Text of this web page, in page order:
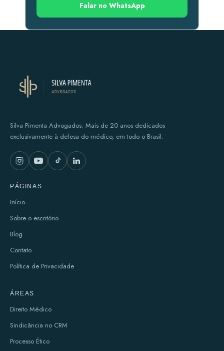
Falar no WhatsApp
Silva Pimenta Advogados. Mais de 20 anos dedicados
exclusivamente à defesa do médico, em todo o Brasil.
PÁGINAS
Início
Sobre o escritório
Blog
Contato
Política de Privacidade
ÁREAS
Direito Médico
Sindicância no CRM
Processo Ético